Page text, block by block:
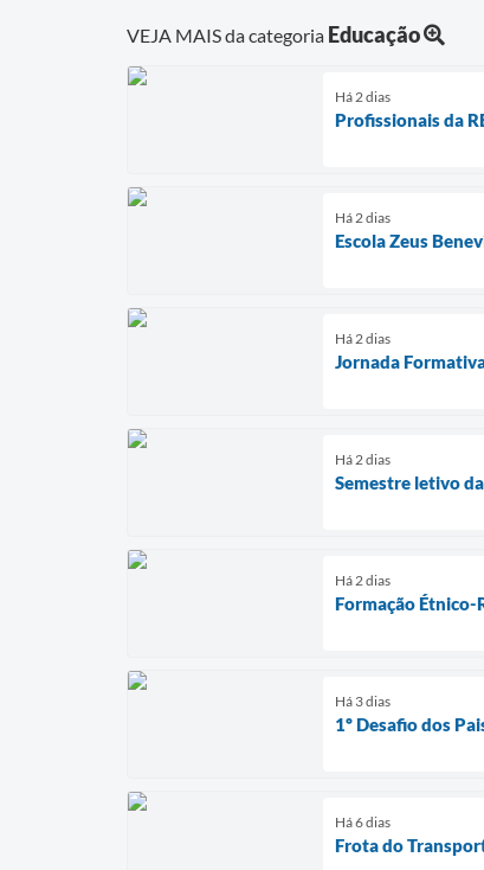
VEJA MAIS da categoria Educação
Há 2 dias
Profissionais da
Há 2 dias
Escola Zeus
Há 2 dias
Jornada
Há 2 dias
Semestre letivo
Há 2 dias
Formação Étnico-
Há 3 dias
1º Desafio dos
Há 6 dias
Frota do